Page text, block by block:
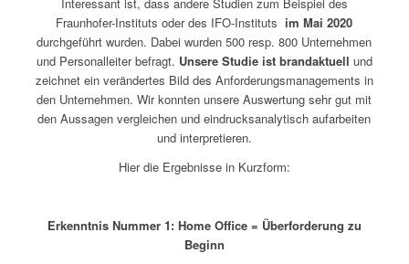
Fraunhofer-Instituts oder des IFO-Institutsim Mai 2020
durchgeführt wurden. Dabei wurden 500 resp. 800 Unternehmen
und Personalleiter befragt. Unsere Studie ist brandaktuell und
zeichnet ein verändertes Bild des Anforderungsmanagements in
den Unternehmen. Wir konnten unsere Auswertung sehr gut mit
den Aussagen vergleichen und eindrucksanalytisch aufarbeiten
und interpretieren.
Hier die Ergebnisse in Kurzform:
Erkenntnis Nummer 1: Home Office = Überforderung zu
Beginn